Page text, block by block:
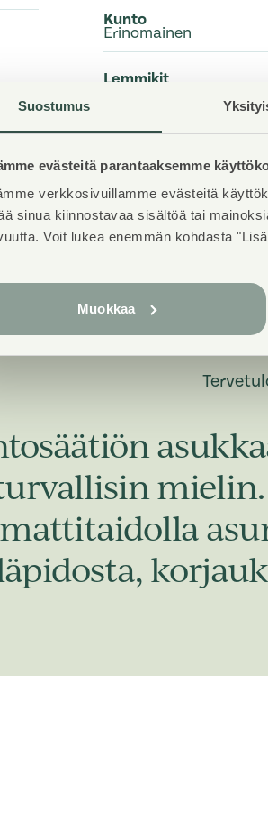
Suostumus
evästeitä parantaaksemme
verkkosivuillamme evästeitä
sinua kiinnostavaa sisältöä tai
Voit lukea enemmän kohdasta
Muokkaa
Kunto
Erinomainen
Lemmikit
Laajakaista